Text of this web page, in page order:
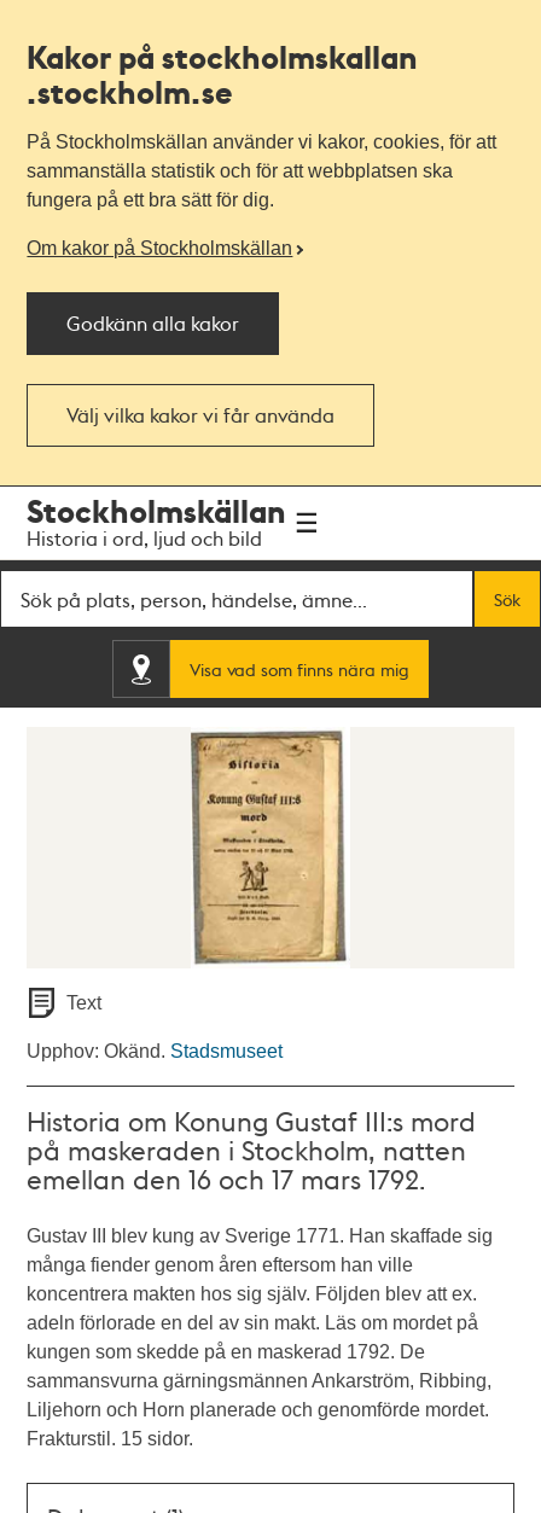
Kakor på stockholmskallan
.stockholm.se
På Stockholmskällan använder vi kakor, cookies, för att
sammanställa statistik och för att webbplatsen ska
fungera på ett bra sätt för dig.
Om kakor på Stockholmskällan
Godkänn alla kakor
Välj vilka kakor vi får använda
navigationen
huvudinnehållet
Stockholmskällan
Historia i ord, ljud och bild
Sök
Visa vad som finns nära mig
Text
Upphov: Okänd. Stadsmuseet
Historia om Konung Gustaf III:s mord
på maskeraden i Stockholm, natten
emellan den 16 och 17 mars 1792.
Gustav III blev kung av Sverige 1771. Han skaffade sig
många fiender genom åren eftersom han ville
koncentrera makten hos sig själv. Följden blev att ex.
adeln förlorade en del av sin makt. Läs om mordet på
kungen som skedde på en maskerad 1792. De
sammansvurna gärningsmännen Ankarström, Ribbing,
Liljehorn och Horn planerade och genomförde mordet.
Frakturstil. 15 sidor.